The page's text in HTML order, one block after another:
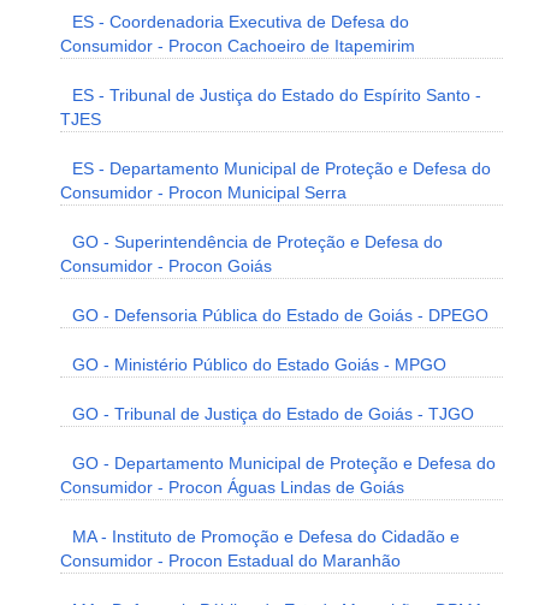
ES - Coordenadoria Executiva de Defesa do
Consumidor - Procon Cachoeiro de Itapemirim
ES - Tribunal de Justiça do Estado do Espírito Santo -
TJES
ES - Departamento Municipal de Proteção e Defesa do
Consumidor - Procon Municipal Serra
GO - Superintendência de Proteção e Defesa do
Consumidor - Procon Goiás
GO - Defensoria Pública do Estado de Goiás - DPEGO
GO - Ministério Público do Estado Goiás - MPGO
GO - Tribunal de Justiça do Estado de Goiás - TJGO
GO - Departamento Municipal de Proteção e Defesa do
Consumidor - Procon Águas Lindas de Goiás
MA - Instituto de Promoção e Defesa do Cidadão e
Consumidor - Procon Estadual do Maranhão